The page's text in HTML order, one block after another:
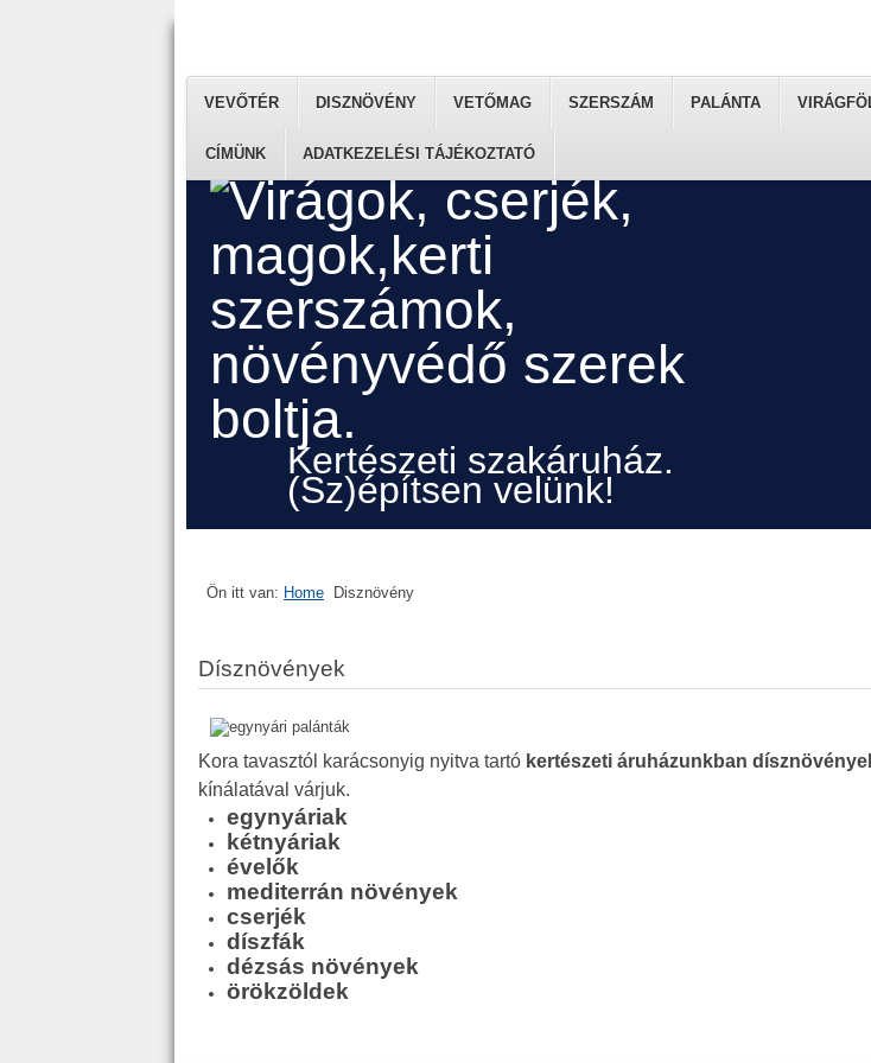
Kertészeti szakáruház.
(Sz)építsen velünk!
VEVŐTÉR DISZNÖVÉNY VETŐMAG SZERSZÁM PALÁNTA
CÍMÜNK ADATKEZELÉSI TÁJÉKOZTATÓ
Ön itt van: Home Disznövény
Dísznövények
Kora tavasztól karácsonyig nyitva tartó kertészeti áruházunkban
kínálatával várjuk.
egynyáriak
kétnyáriak
évelők
mediterrán növények
cserjék
díszfák
dézsás növények
örökzöldek